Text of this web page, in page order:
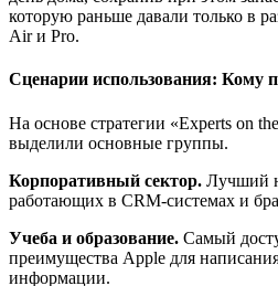
которую раньше давали только в
Air и Pro.
Сценарии использования: Кому
На основе стратегии «Experts on
выделили основные группы.
Корпоративный сектор. Лучший
работающих в CRM-системах и
Учеба и образование. Самый
преимущества Apple для
информации.